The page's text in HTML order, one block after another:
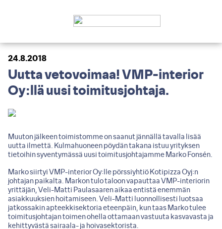
24.8.2018
Uutta vetovoimaa! VMP-interior
Oy:llä uusi toimitusjohtaja.
Muuton jälkeen toimistomme on saanut jännällä tavalla lisää
uutta ilmettä. Kulmahuoneen pöydän takana istuu yrityksen
tietoihin syventymässä uusi toimitusjohtajamme Marko Fonsén.
Marko siirtyi VMP-interior Oy:lle pörssiyhtiö Kotipizza Oyj:n
johtajan paikalta. Markon tulo taloon vapauttaa VMP-interiorin
yrittäjän, Veli-Matti Paulasaaren aikaa entistä enemmän
asiakkuuksien hoitamiseen. Veli-Matti luonnollisesti luotsaa
jatkossakin apteekkisektoria eteenpäin, kun taas Marko tulee
toimitusjohtajan toimen ohella ottamaan vastuuta kasvavasta ja
kehittyvästä sairaala- ja hoivasektorista.